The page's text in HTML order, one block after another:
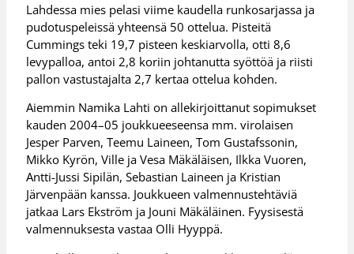
Lahdessa mies pelasi viime kaudella runkosarjassa ja
pudotuspeleissä yhteensä 50 ottelua. Pisteitä
Cummings teki 19,7 pisteen keskiarvolla, otti 8,6
levypalloa, antoi 2,8 koriin johtanutta syöttöä ja riisti
pallon vastustajalta 2,7 kertaa ottelua kohden.
Aiemmin Namika Lahti on allekirjoittanut sopimukset
kauden 2004–05 joukkueeseensa mm. virolaisen
Jesper Parven, Teemu Laineen, Tom Gustafssonin,
Mikko Kyrön, Ville ja Vesa Mäkäläisen, Ilkka Vuoren,
Antti-Jussi Sipilän, Sebastian Laineen ja Kristian
Järvenpään kanssa. Joukkueen valmennustehtäviä
jatkaa Lars Ekström ja Jouni Mäkäläinen. Fyysisestä
valmennuksesta vastaa Olli Hyyppä.